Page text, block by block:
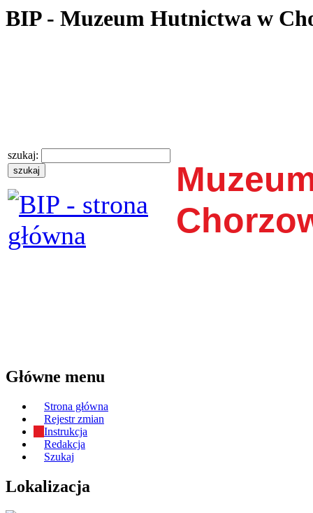
BIP - Muzeum Hutnictwa w
szukaj:
Główne menu
Strona główna
Rejestr zmian
Instrukcja
Redakcja
Szukaj
Lokalizacja